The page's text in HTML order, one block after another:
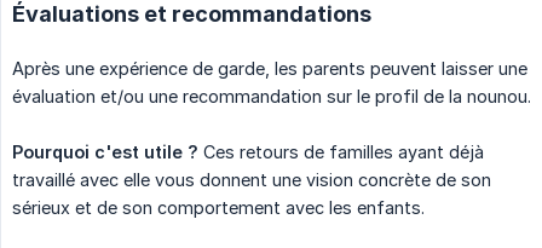
Évaluations et recommandations
Après une expérience de garde, les parents peuvent laisser une
évaluation et/ou une recommandation sur le profil de la nounou.
Pourquoi c'est utile ? Ces retours de familles ayant déjà
travaillé avec elle vous donnent une vision concrète de son
sérieux et de son comportement avec les enfants.